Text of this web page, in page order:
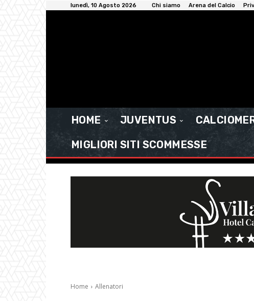
lunedì, 10 Agosto 2026 Chi siamo Arena del Calcio
HOME JUVENTUS
MIGLIORI SITI SCOMMESSE
Home Allenatori